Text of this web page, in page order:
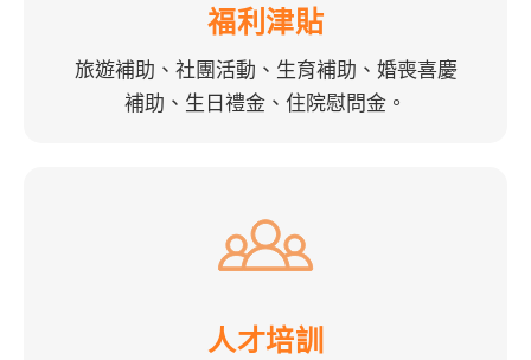
福利津貼
旅遊補助、社團活動、生育補助、婚喪喜慶
補助、生日禮金、住院慰問金。
人才培訓